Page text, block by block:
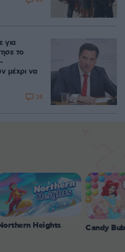
για
το
μέχρι να
34
Heights Candy